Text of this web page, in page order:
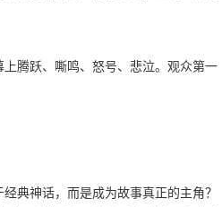
腾跃、嘶鸣、怒号、悲泣。观众第一
典神话，而是成为故事真正的主角？